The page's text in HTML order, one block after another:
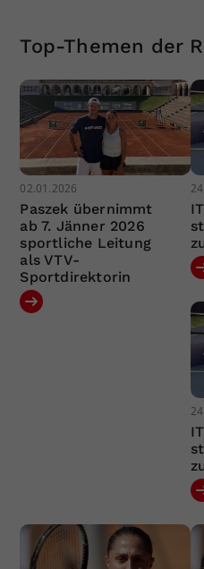
Top-Themen der
02.01.2026
Paszek übernimmt
ab 7. Jänner 2026
sportliche Leitung
als VTV-
Sportdirektorin